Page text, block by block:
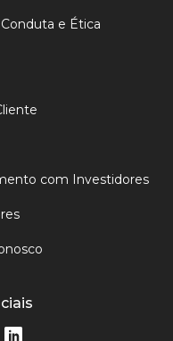
e Ética
com Investidores